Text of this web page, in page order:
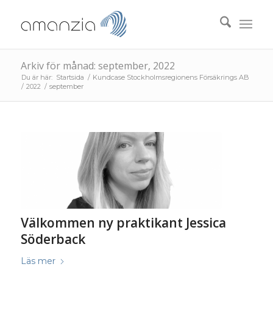
Arkiv för månad: september, 2022
Du är här: Startsida / Kundcase Stockholmsregionens Försäkrings AB
/ 2022 / september
Välkommen ny praktikant Jessica
Söderback
Läs mer